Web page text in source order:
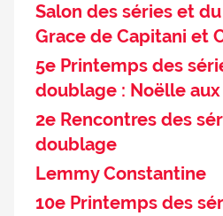
Salon des séries et
Grace de Capitani et
5e Printemps des
doublage : Noëlle
2e Rencontres des
doublage
Lemmy Constantine
10e Printemps des